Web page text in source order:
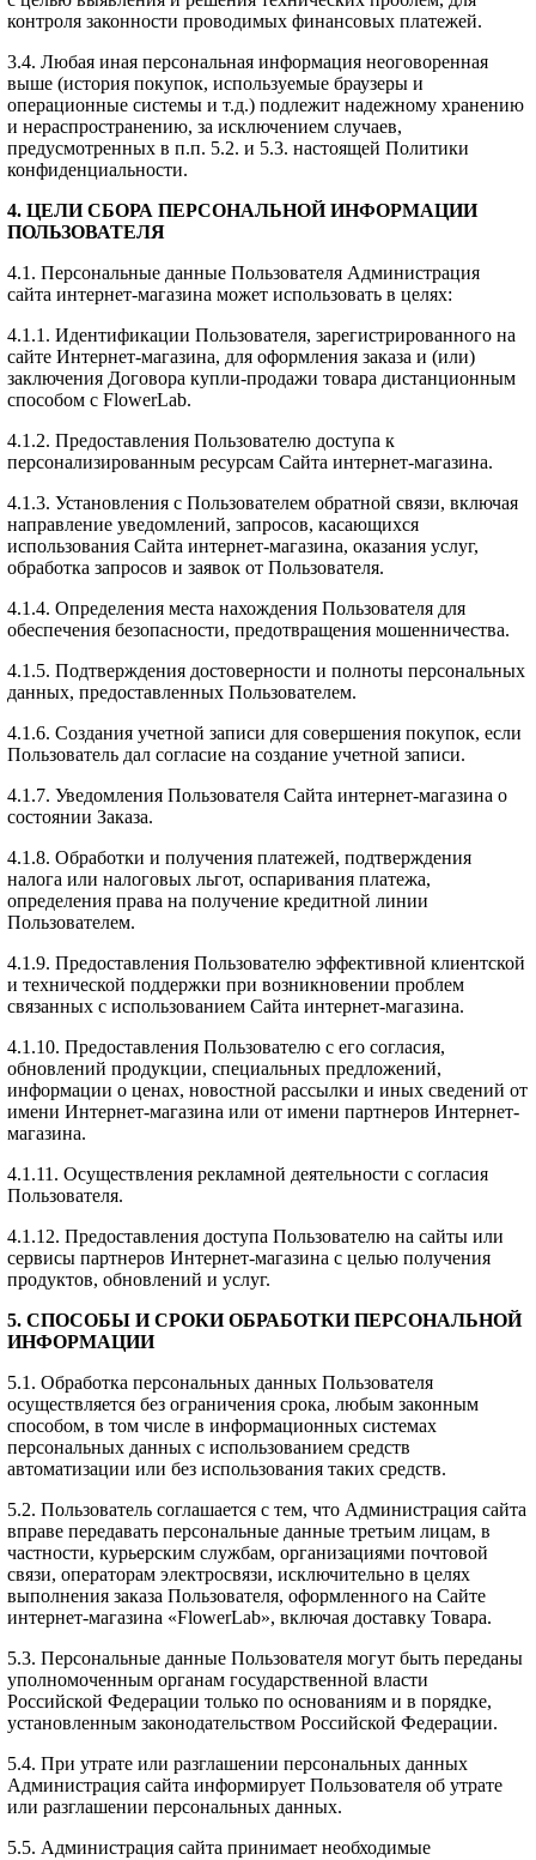
контроля законности проводимых финансовых платежей.
3.4. Любая иная персональная информация неоговоренная
выше (история покупок, используемые браузеры и
операционные системы и т.д.) подлежит надежному хранению
и нераспространению, за исключением случаев,
предусмотренных в п.п. 5.2. и 5.3. настоящей Политики
конфиденциальности.
4. ЦЕЛИ СБОРА ПЕРСОНАЛЬНОЙ ИНФОРМАЦИИ
ПОЛЬЗОВАТЕЛЯ
4.1. Персональные данные Пользователя Администрация
сайта интернет-магазина может использовать в целях:
4.1.1. Идентификации Пользователя, зарегистрированного на
сайте Интернет-магазина, для оформления заказа и (или)
заключения Договора купли-продажи товара дистанционным
способом с FlowerLab.
4.1.2. Предоставления Пользователю доступа к
персонализированным ресурсам Сайта интернет-магазина.
4.1.3. Установления с Пользователем обратной связи, включая
направление уведомлений, запросов, касающихся
использования Сайта интернет-магазина, оказания услуг,
обработка запросов и заявок от Пользователя.
4.1.4. Определения места нахождения Пользователя для
обеспечения безопасности, предотвращения мошенничества.
4.1.5. Подтверждения достоверности и полноты персональных
данных, предоставленных Пользователем.
4.1.6. Создания учетной записи для совершения покупок, если
Пользователь дал согласие на создание учетной записи.
4.1.7. Уведомления Пользователя Сайта интернет-магазина о
состоянии Заказа.
4.1.8. Обработки и получения платежей, подтверждения
налога или налоговых льгот, оспаривания платежа,
определения права на получение кредитной линии
Пользователем.
4.1.9. Предоставления Пользователю эффективной клиентской
и технической поддержки при возникновении проблем
связанных с использованием Сайта интернет-магазина.
4.1.10. Предоставления Пользователю с его согласия,
обновлений продукции, специальных предложений,
информации о ценах, новостной рассылки и иных сведений от
имени Интернет-магазина или от имени партнеров Интернет-
магазина.
4.1.11. Осуществления рекламной деятельности с согласия
Пользователя.
4.1.12. Предоставления доступа Пользователю на сайты или
сервисы партнеров Интернет-магазина с целью получения
продуктов, обновлений и услуг.
5. СПОСОБЫ И СРОКИ ОБРАБОТКИ ПЕРСОНАЛЬНОЙ
ИНФОРМАЦИИ
5.1. Обработка персональных данных Пользователя
осуществляется без ограничения срока, любым законным
способом, в том числе в информационных системах
персональных данных с использованием средств
автоматизации или без использования таких средств.
5.2. Пользователь соглашается с тем, что Администрация сайта
вправе передавать персональные данные третьим лицам, в
частности, курьерским службам, организациями почтовой
связи, операторам электросвязи, исключительно в целях
выполнения заказа Пользователя, оформленного на Сайте
интернет-магазина «FlowerLab», включая доставку Товара.
5.3. Персональные данные Пользователя могут быть переданы
уполномоченным органам государственной власти
Российской Федерации только по основаниям и в порядке,
установленным законодательством Российской Федерации.
5.4. При утрате или разглашении персональных данных
Администрация сайта информирует Пользователя об утрате
или разглашении персональных данных.
5.5. Администрация сайта принимает необходимые